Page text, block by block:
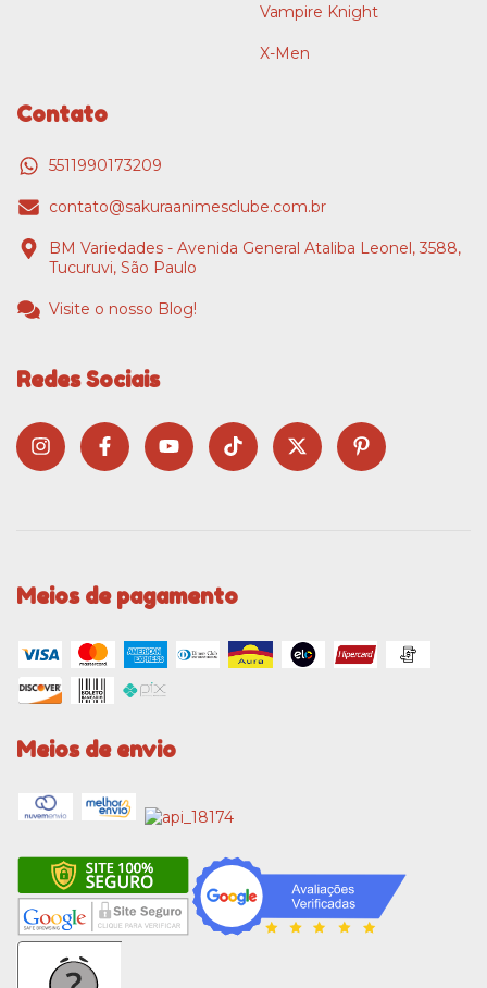
Vampire Knight
X-Men
Contato
5511990173209
contato@sakuraanimesclube.com.br
BM Variedades - Avenida General Ataliba Leonel, 3588,
Tucuruvi, São Paulo
Visite o nosso Blog!
Redes Sociais
Meios de pagamento
Meios de envio